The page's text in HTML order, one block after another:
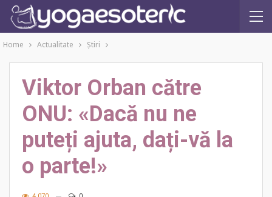
Home Actualitate Ştiri
Viktor Orban către
ONU: «Dacă nu ne
puteți ajuta, dați-vă la
o parte!»